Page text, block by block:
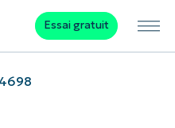
Essai gratuit